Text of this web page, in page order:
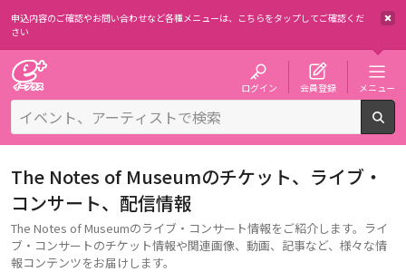
申込内容のご確認やお問い合わせなど各種メニューは、 こちらをタップしてご確認くだ
さい
ログイン 会員登録 メニュー
The Notes of Museumのチケット、ライブ・
コンサート、配信情報
The Notes of Museumのライブ・コンサート情報をご紹介します。ライ
ブ・コンサートのチケット情報や関連画像、動画、記事など、様々な情
報コンテンツをお届けします。